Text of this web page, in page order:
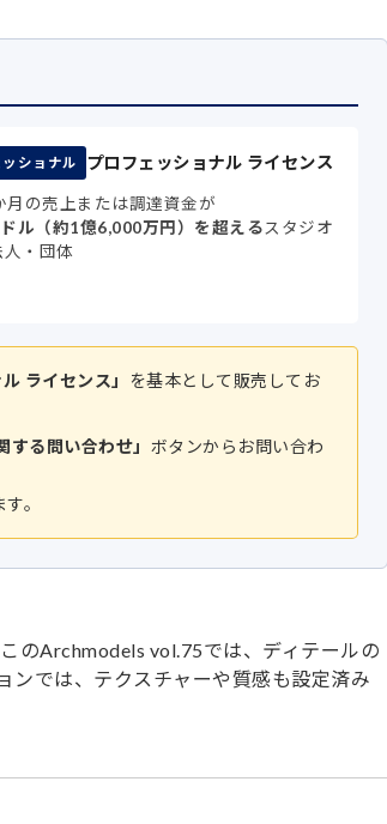
ショナル プロフェッショナル ライセンス
月の売上または調達資金が
ル（約1億6,000万円）を超えるスタジオ
人・団体
ライセンス」
を基本として販売してお
する問い合わせ」 ボタンからお問い合わ
。
のArchmodels vol.75では、ディテールの
ンでは、テクスチャーや質感も設定済み